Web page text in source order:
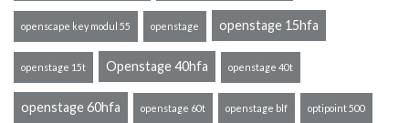
openscape key modul 55 openstage openstage 15hfa
openstage 15t Openstage 40hfa openstage 40t
openstage 60hfa openstage 60t openstage blf optipoint 500